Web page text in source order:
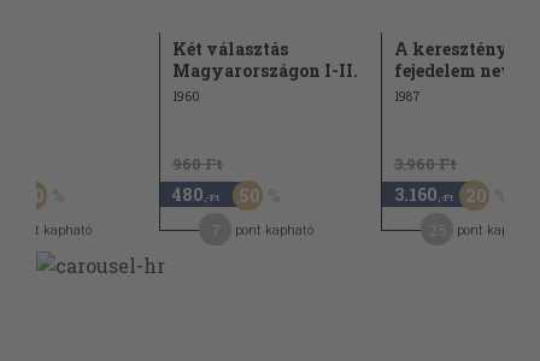
50
pont kapható
Két választás
Magyarországon I-II.
1960
960 Ft
480 ,-Ft 50
pont kapható
A keresztény
fejedelem
1987
3.960 Ft
3.160 ,-Ft 20
pont kapható